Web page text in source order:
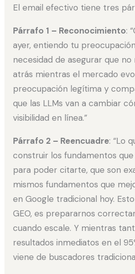
El email efectivo tiene tres
Párrafo 1 – Reconocimiento:
ayer, entiendo tu
necesidad de asegurar que no
atrás mientras el mercado
preocupación legítima y
que las LLMs van a cambiar
visibilidad en línea.”
Párrafo 2 – Reencuadre: “Lo
construir los fundamentos que
para poder citarte, que son
mismos fundamentos que
en Google tradicional hoy.
GEO, es prepararnos
cuando escale. Y mientras
resultados inmediatos en el
viene de buscadores